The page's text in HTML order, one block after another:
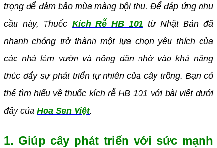
trọng để đảm bảo mùa màng bội thu. Để đáp ứng nhu
cầu này, Thuốc Kích Rễ HB 101 từ Nhật Bản đã
nhanh chóng trở thành một lựa chọn yêu thích của
các nhà làm vườn và nông dân nhờ vào khả năng
thúc đẩy sự phát triển tự nhiên của cây trồng. Bạn có
thể tìm hiểu về thuốc kích rễ HB 101 với bài viết dưới
đây của Hoa Sen Việt.
1. Giúp cây phát triển với sức mạnh